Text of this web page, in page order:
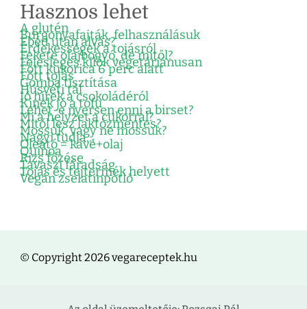
Hasznos lehet
A glutén
Burgonyafajták, felhasználásuk
Ebéd után alvás?
Érdekességek a tojásról
Fekete olajbogyó, de mitől?
Felesleges kilók vegetáriánusan
Főtt kukorica 6 perc alatt
Főtt tojás
Gomba tisztítása
Húsvéti tál
Jó hírek a csokoládéról
Kinek jó a tofu
Lehet-e nyersen enni a birset?
Mi a helyzet a cukorral?
Mitől lesz laktózmentes?
Mossuk, vagy ne mossuk?
Nagyi tudja…
Oleátó = kávé+olaj
Quinoa
Rizs főzése
Tavaszi fáradság
Tojás és tejtermék helyett
Vegán zselatinpótló
© Copyright 2026 vegareceptek.hu